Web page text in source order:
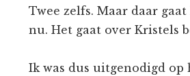
Twee zelfs. Maar daar
nu. Het gaat over Kristels
Ik was dus uitgenodigd op